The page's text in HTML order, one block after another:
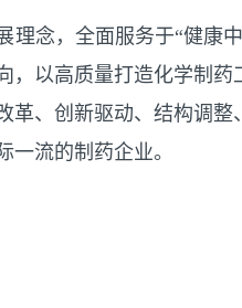
理念，全面服务于“健康
，以高质量打造化学制
革、创新驱动、结构调
一流的制药企业。